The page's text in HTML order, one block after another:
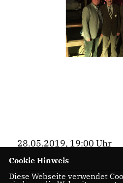
28.05.2019, 19:00 Uhr
Bezirk
Cookie Hinweis
Diese Webseite verwendet